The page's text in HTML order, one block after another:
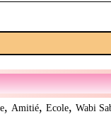
, Amitié, Ecole, Wabi